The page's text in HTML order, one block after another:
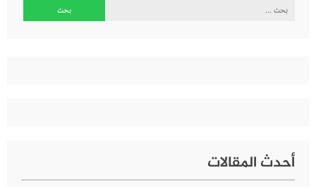
البحث
أحدث المقالات